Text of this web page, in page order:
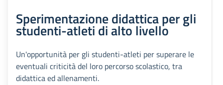
Sperimentazione didattica per gli
studenti-atleti di alto livello
Un'opportunità per gli studenti-atleti per superare le
eventuali criticità del loro percorso scolastico, tra
didattica ed allenamenti.